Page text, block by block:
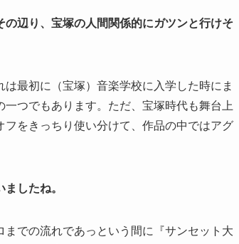
辺り、宝塚の人間関係的にガツンと行けそ
最初に（宝塚）音楽学校に入学した時にま
つでもあります。ただ、宝塚時代も舞台上
をきっちり使い分けて、作品の中ではアグ
したね。
での流れであっという間に『サンセット大